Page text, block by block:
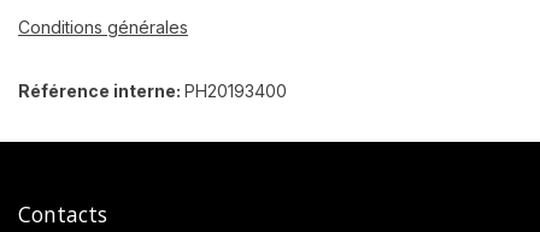
Conditions générales
Référence interne: PH20193400
Contacts